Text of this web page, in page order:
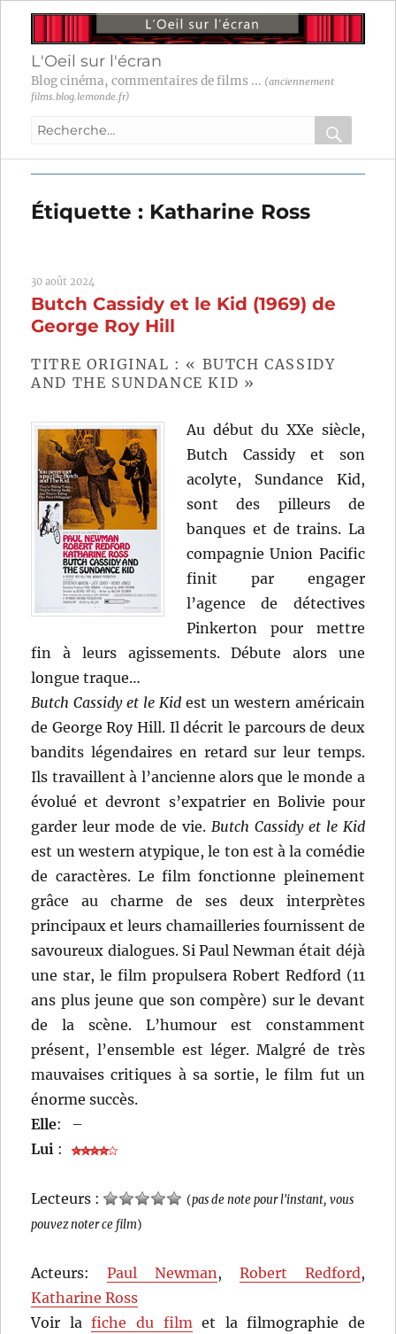
L'Oeil sur l'écran
Blog cinéma, commentaires de films ... (anciennement
films.blog.lemonde.fr)
Recherche
:
OK
Étiquette : Katharine Ross
30 août 2024
Butch Cassidy et le Kid (1969) de
George Roy Hill
TITRE ORIGINAL : « BUTCH CASSIDY
AND THE SUNDANCE KID »
Au début du XXe siècle,
Butch Cassidy et son
acolyte, Sundance Kid,
sont des pilleurs de
banques et de trains. La
compagnie Union Pacific
finit par engager
l’agence de détectives
Pinkerton pour mettre
fin à leurs agissements. Débute alors une
longue traque…
Butch Cassidy et le Kid est un western américain
de George Roy Hill. Il décrit le parcours de deux
bandits légendaires en retard sur leur temps.
Ils travaillent à l’ancienne alors que le monde a
évolué et devront s’expatrier en Bolivie pour
garder leur mode de vie. Butch Cassidy et le Kid
est un western atypique, le ton est à la comédie
de caractères. Le film fonctionne pleinement
grâce au charme de ses deux interprètes
principaux et leurs chamailleries fournissent de
savoureux dialogues. Si Paul Newman était déjà
une star, le film propulsera Robert Redford (11
ans plus jeune que son compère) sur le devant
de la scène. L’humour est constamment
présent, l’ensemble est léger. Malgré de très
mauvaises critiques à sa sortie, le film fut un
énorme succès.
Elle:
–
Lui :
Lecteurs : (pas de note pour l'instant, vous
pouvez noter ce film)
Acteurs:Paul Newman, Robert Redford,
Katharine Ross
Voir lafiche du filmet la filmographie de